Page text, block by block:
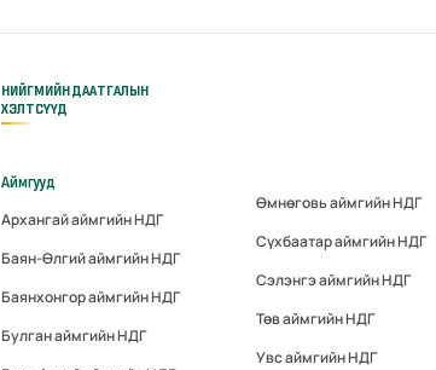
НИЙГМИЙН ДААТГАЛЫН
ХЭЛТСҮҮД
Аймгууд
Архангай аймгийн НДГ
Баян-Өлгий аймгийн НДГ
Баянхонгор аймгийн НДГ
Булган аймгийн НДГ
Өмнөговь аймгийн НДГ
Сүхбаатар аймгийн НДГ
Сэлэнгэ аймгийн НДГ
Төв аймгийн НДГ
Увс аймгийн НДГ